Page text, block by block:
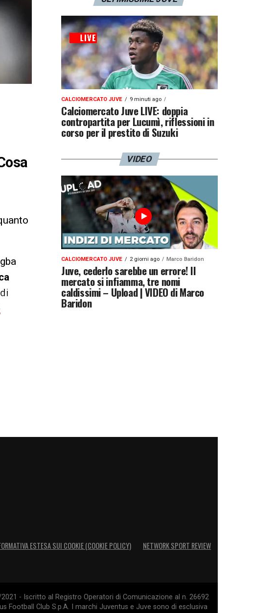
di
CALCIOMERCATO JUVE 9 minuti ago
Calciomercato Juve LIVE: doppia
contropartita per Lucumì, riflessioni in
corso per il prestito di Suzuki
VIDEO
CALCIOMERCATO JUVE 2 giorni ago Marco Baridon
Juve, cederlo sarebbe un errore! Il
mercato si infiamma, tre nomi
caldissimi – Upload | VIDEO di Marco
Baridon
ESTESA SUI COOKIE (COOKIE POLICY) NETWORK SPORT REVIEW
- Iscritto al Registro Operatori di Comunicazione al n. 26692
Football Club S.p.A. I marchi Juventus e Juve sono di esclusiva